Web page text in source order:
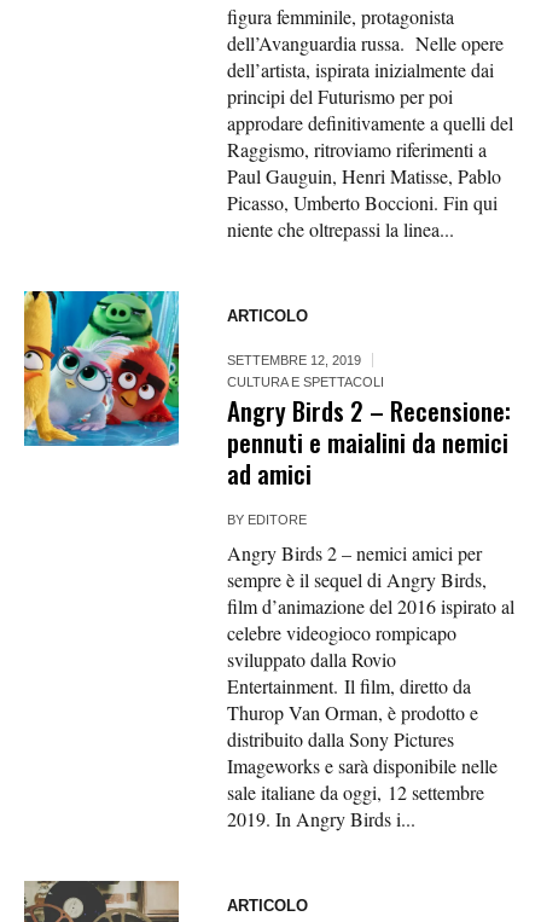
figura femminile, protagonista
dell’Avanguardia russa. Nelle opere
dell’artista, ispirata inizialmente dai
principi del Futurismo per poi
approdare definitivamente a quelli del
Raggismo, ritroviamo riferimenti a
Paul Gauguin, Henri Matisse, Pablo
Picasso, Umberto Boccioni. Fin qui
niente che oltrepassi la linea...
ARTICOLO
SETTEMBRE 12, 2019
CULTURA E SPETTACOLI
Angry Birds 2 – Recensione:
pennuti e maialini da nemici
ad amici
BY EDITORE
Angry Birds 2 – nemici amici per
sempre è il sequel di Angry Birds,
film d’animazione del 2016 ispirato al
celebre videogioco rompicapo
sviluppato dalla Rovio
Entertainment. Il film, diretto da
Thurop Van Orman, è prodotto e
distribuito dalla Sony Pictures
Imageworks e sarà disponibile nelle
sale italiane da oggi, 12 settembre
2019. In Angry Birds i...
ARTICOLO